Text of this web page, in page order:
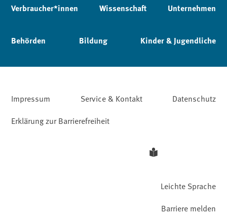
Verbraucher*innen Wissenschaft Unternehmen
Behörden Bildung Kinder & Jugendliche
Impressum Service & Kontakt
Datenschutz
Erklärung zur Barrierefreiheit
Leichte Sprache
Barriere melden